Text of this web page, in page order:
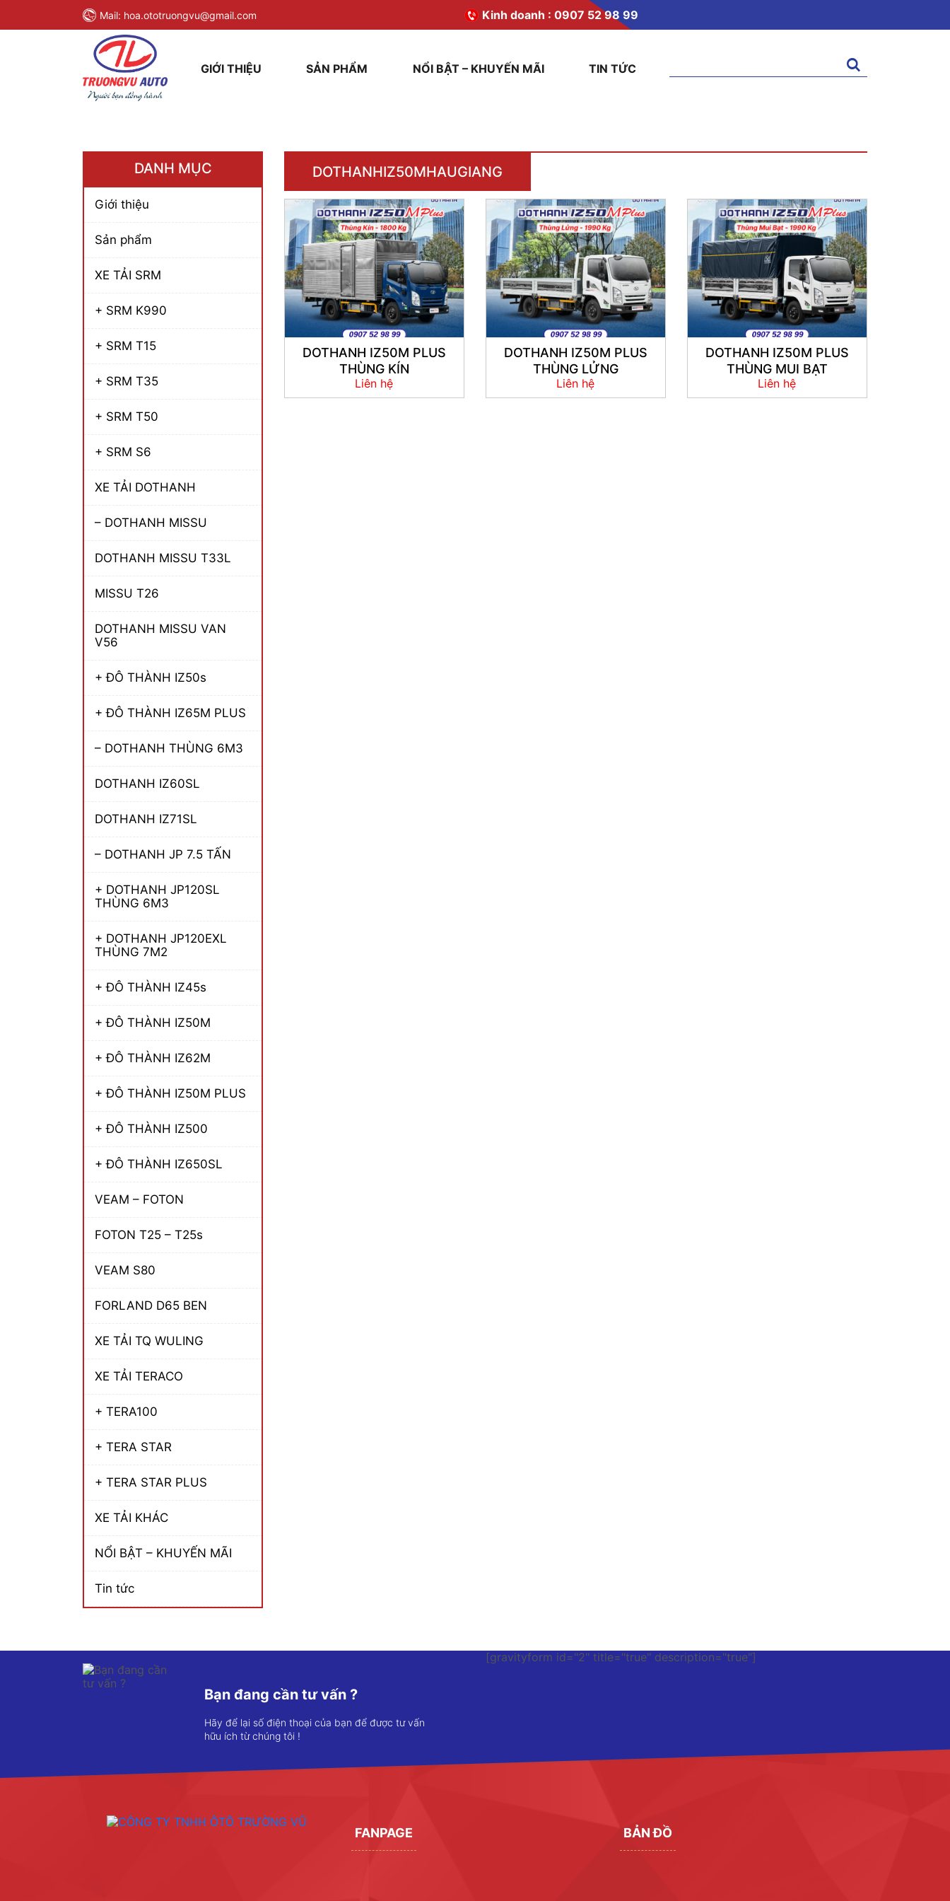
Mail: hoa.ototruongvu@gmail.com Kinh doanh : 0907 52 98 99
GIỚI THIỆU SẢN PHẨM NỔI BẬT – KHUYẾN MÃI TIN TỨC
kiếm:
DANH MỤC
Giới thiệu
Sản phẩm
XE TẢI SRM
+ SRM K990
+ SRM T15
+ SRM T35
+ SRM T50
+ SRM S6
XE TẢI DOTHANH
– DOTHANH MISSU
DOTHANH MISSU T33L
MISSU T26
DOTHANH MISSU VAN
V56
+ ĐÔ THÀNH IZ50s
+ ĐÔ THÀNH IZ65M PLUS
– DOTHANH THÙNG 6M3
DOTHANH IZ60SL
DOTHANH IZ71SL
– DOTHANH JP 7.5 TẤN
+ DOTHANH JP120SL
THÙNG 6M3
+ DOTHANH JP120EXL
THÙNG 7M2
+ ĐÔ THÀNH IZ45s
+ ĐÔ THÀNH IZ50M
+ ĐÔ THÀNH IZ62M
+ ĐÔ THÀNH IZ50M PLUS
+ ĐÔ THÀNH IZ500
+ ĐÔ THÀNH IZ650SL
VEAM – FOTON
FOTON T25 – T25s
VEAM S80
FORLAND D65 BEN
XE TẢI TQ WULING
XE TẢI TERACO
+ TERA100
+ TERA STAR
+ TERA STAR PLUS
XE TẢI KHÁC
NỔI BẬT – KHUYẾN MÃI
Tin tức
DOTHANHIZ50MHAUGIANG
DOTHANH IZ50M PLUS
THÙNG KÍN
Liên hệ
DOTHANH IZ50M PLUS
THÙNG LỬNG
Liên hệ
DOTHANH IZ50M PLUS
THÙNG MUI BẠT
Liên hệ
Bạn đang cần tư vấn ?
Hãy để lại số điện thoại của bạn để được tư vấn
hữu ích từ chúng tôi !
[gravityform id="2" title="true" description="true"]
FANPAGE BẢN ĐỒ